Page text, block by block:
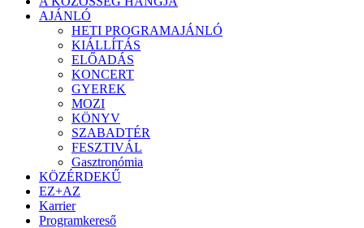
AJÁNLÓ
HETI PROGRAMAJÁNLÓ
KIÁLLÍTÁS
ELŐADÁS
KONCERT
GYEREK
MOZI
KÖNYV
SZABADTÉR
FESZTIVÁL
Gasztronómia
KÖZÉRDEKŰ
EZ+AZ
Karrier
Programkereső